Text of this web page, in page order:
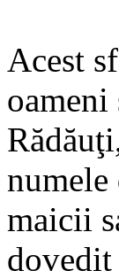
Acest
maicii